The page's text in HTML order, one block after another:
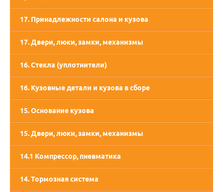
17. Принадлежности салона и кузова
17. Двери, люки, замки, механизмы
16. Стекла (уплотнители)
16. Кузовные детали и кузова в сборе
15. Основание кузова
15. Двери, люки, замки, механизмы
14.1 Компрессор, пневматика
14. Тормозная система